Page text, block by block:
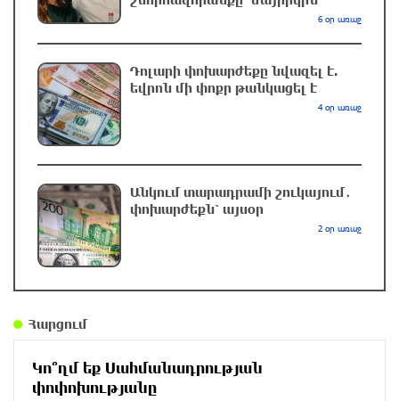
անձի վիրավորվելու մասին
2 ժամ առաջ
Կարծում եմ՝ Փիթ Հեգսեթը լավագույններից
Իրանը պահանջել է փակել Հորմուզի նեղուցը
ԱՄՆ–ի և Իսրայելի նավերի համար. ԶԼՄ
Ծանոթ ու միարժամանակ անհայտ … պահածո
6 օր առաջ
Դոլարի փոխարժեքը նվազել է.
եվրոն մի փոքր թանկացել է
4 օր առաջ
Անկում տարադրամի շուկայում․
փոխարժեքն՝ այսօր
2 օր առաջ
Հարցում
Կո՞ղմ եք Սահմանադրության
փոփոխությանը